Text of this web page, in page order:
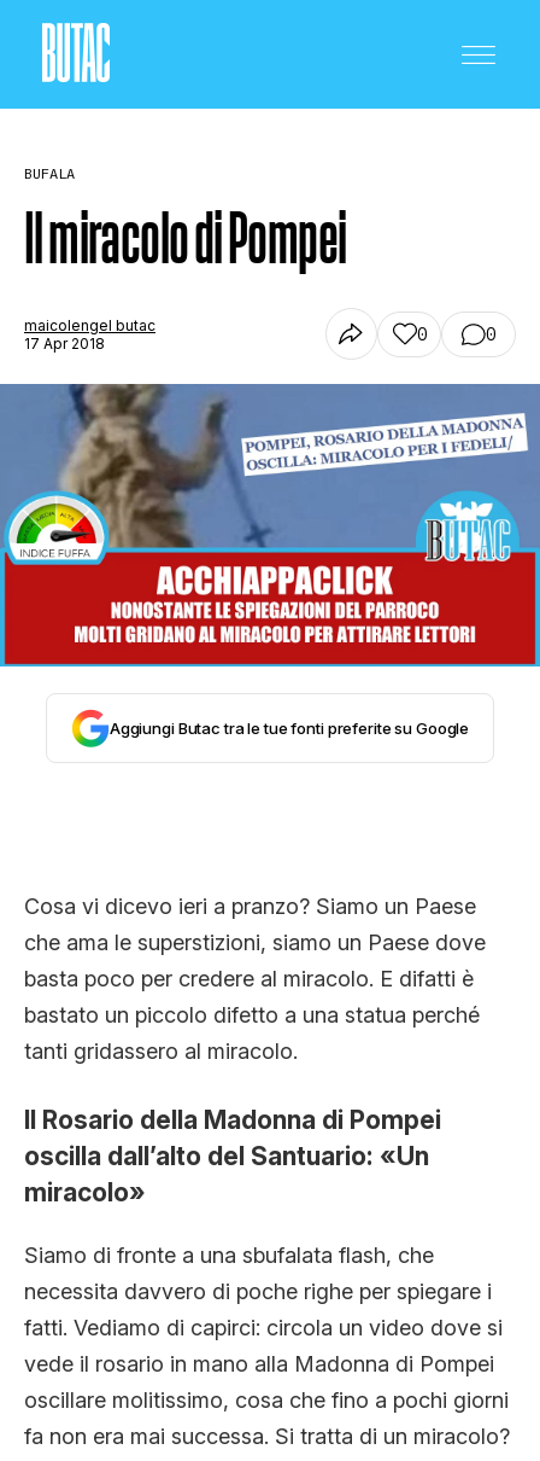
SCIENZA E TECNOLOGIA
SALUTE E MEDICINA
STORIA E CITAZIONI
INTRATTENIMENTO
COMPLOTTI, LEGGENDE URBANE ED
EDITORIALI
TRUFFE E SOCIAL NETWORK
CLIMA ED ENERGIA
CONTATTI
CHI SIAMO
BUFALA
Il miracolo di Pompei
maicolengel butac
17 Apr 2018
0 0
Aggiungi Butac tra le tue fonti preferite su Google
Cosa vi dicevo ieri a pranzo? Siamo un Paese
che ama le superstizioni, siamo un Paese dove
basta poco per credere al miracolo. E difatti è
bastato un piccolo difetto a una statua perché
tanti gridassero al miracolo.
Il Rosario della Madonna di Pompei
oscilla dall’alto del Santuario: «Un
miracolo»
Siamo di fronte a una sbufalata flash, che
necessita davvero di poche righe per spiegare i
fatti. Vediamo di capirci: circola un video dove si
vede il rosario in mano alla Madonna di Pompei
oscillare molitissimo, cosa che fino a pochi giorni
fa non era mai successa. Si tratta di un miracolo?